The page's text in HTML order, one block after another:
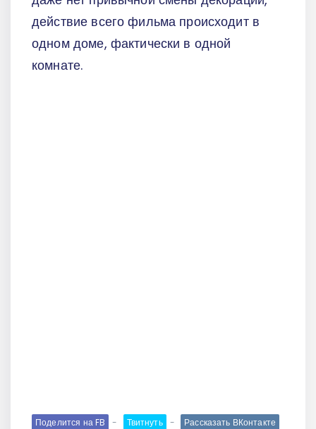
действие всего фильма происходит в
одном доме, фактически в одной
комнате.
Поделится на FB Твитнуть Рассказать ВКонтакте